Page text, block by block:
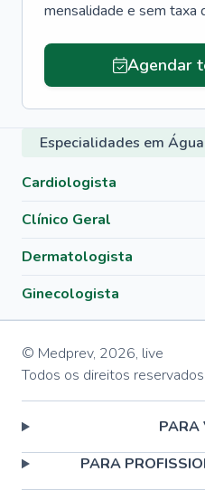
mensalidade e sem taxa
Agendar
Especialidades em
Cardiologista
Clínico Geral
Dermatologista
Ginecologista
© Medprev, 2026, live
Todos os direitos reservados
PARA
PARA